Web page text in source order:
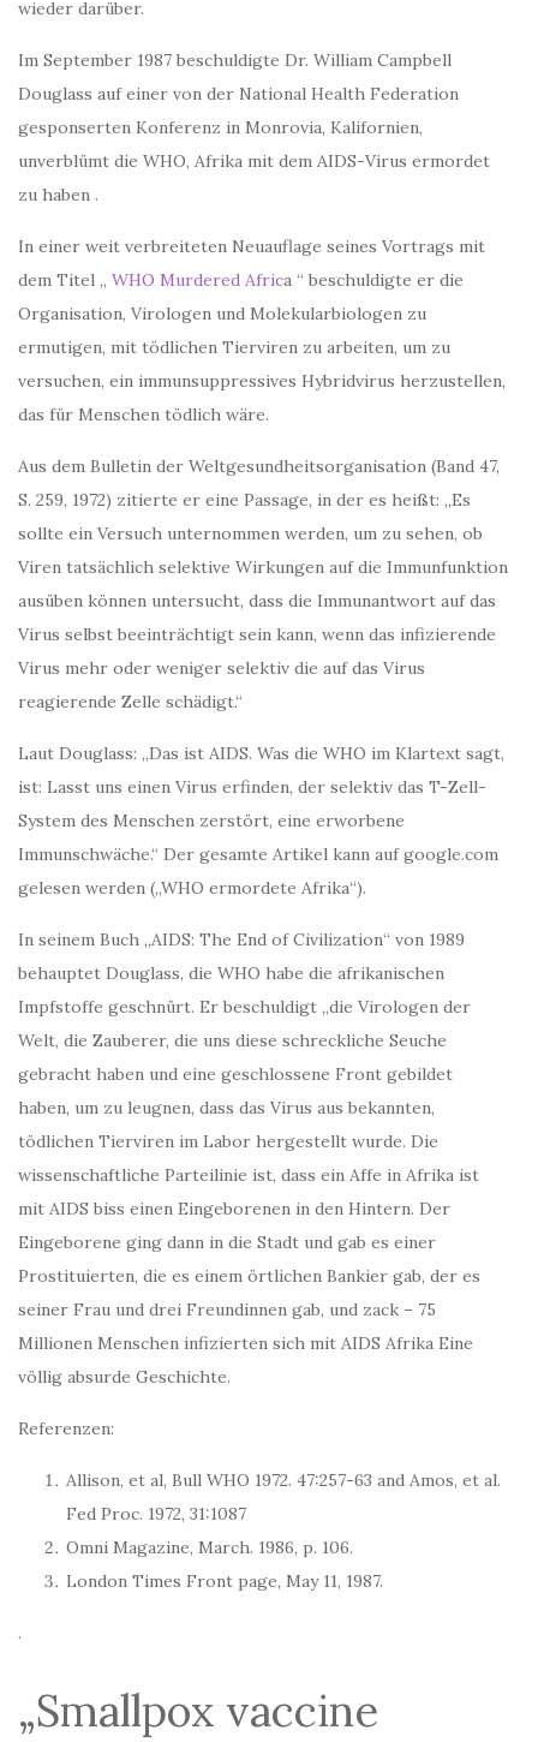
wieder darüber.
Im September 1987 beschuldigte Dr. William Campbell
Douglass auf einer von der National Health Federation
gesponserten Konferenz in Monrovia, Kalifornien,
unverblümt die WHO, Afrika mit dem AIDS-Virus ermordet
zu haben .
In einer weit verbreiteten Neuauflage seines Vortrags mit
dem Titel „ WHO Murdered Africa “ beschuldigte er die
Organisation, Virologen und Molekularbiologen zu
ermutigen, mit tödlichen Tierviren zu arbeiten, um zu
versuchen, ein immunsuppressives Hybridvirus herzustellen,
das für Menschen tödlich wäre.
Aus dem Bulletin der Weltgesundheitsorganisation (Band 47,
S. 259, 1972) zitierte er eine Passage, in der es heißt: „Es
sollte ein Versuch unternommen werden, um zu sehen, ob
Viren tatsächlich selektive Wirkungen auf die Immunfunktion
ausüben können untersucht, dass die Immunantwort auf das
Virus selbst beeinträchtigt sein kann, wenn das infizierende
Virus mehr oder weniger selektiv die auf das Virus
reagierende Zelle schädigt.“
Laut Douglass: „Das ist AIDS. Was die WHO im Klartext sagt,
ist: Lasst uns einen Virus erfinden, der selektiv das T-Zell-
System des Menschen zerstört, eine erworbene
Immunschwäche.“ Der gesamte Artikel kann auf google.com
gelesen werden („WHO ermordete Afrika“).
In seinem Buch „AIDS: The End of Civilization“ von 1989
behauptet Douglass, die WHO habe die afrikanischen
Impfstoffe geschnürt. Er beschuldigt „die Virologen der
Welt, die Zauberer, die uns diese schreckliche Seuche
gebracht haben und eine geschlossene Front gebildet
haben, um zu leugnen, dass das Virus aus bekannten,
tödlichen Tierviren im Labor hergestellt wurde. Die
wissenschaftliche Parteilinie ist, dass ein Affe in Afrika ist
mit AIDS biss einen Eingeborenen in den Hintern. Der
Eingeborene ging dann in die Stadt und gab es einer
Prostituierten, die es einem örtlichen Bankier gab, der es
seiner Frau und drei Freundinnen gab, und zack – 75
Millionen Menschen infizierten sich mit AIDS Afrika Eine
völlig absurde Geschichte.
Referenzen:
Allison, et al, Bull WHO 1972. 47:257-63 and Amos, et al.
Fed Proc. 1972, 31:1087
Omni Magazine, March. 1986, p. 106.
London Times Front page, May 11, 1987.
.
„Smallpox vaccine